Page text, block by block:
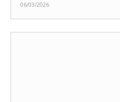
06/03/2026